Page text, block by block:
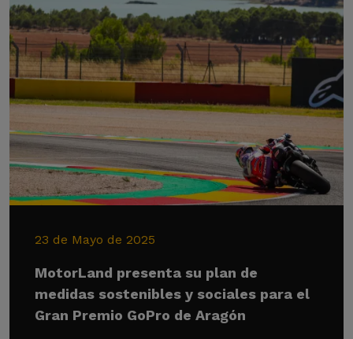
23 de Mayo de 2025
MotorLand presenta su plan de
medidas sostenibles y sociales para el
Gran Premio GoPro de Aragón